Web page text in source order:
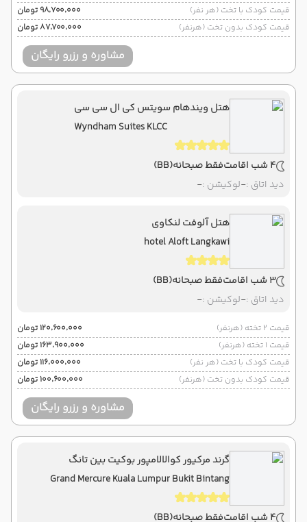
قیمت کودک با تخت (هر نفر)
۹۸٬۷۰۰٬۰۰۰ تومان
قیمت کودک بدون تخت (هرنفر)
۸۷٬۷۰۰٬۰۰۰ تومان
مشاوره و رزرو رایگان
هتل ویندهام سویتس کی ال سی سی
Wyndham Suites KLCC
4 شب اقامت فقط صبحانه(BB)
دید اتاق :-لوکیشن :-
هتل آلوفت لنکاوی
hotel Aloft Langkawi
3 شب اقامت فقط صبحانه(BB)
دید اتاق :-لوکیشن :-
قیمت 2 تخته (هرنفر)
۱۲۰٬۶۰۰٬۰۰۰ تومان
قیمت 1 تخته (هرنفر)
۱۶۳٬۹۰۰٬۰۰۰ تومان
قیمت کودک با تخت (هر نفر)
۱۱۶٬۰۰۰٬۰۰۰ تومان
قیمت کودک بدون تخت (هرنفر)
۱۰۰٬۶۰۰٬۰۰۰ تومان
مشاوره و رزرو رایگان
گرند مرکیور کوالالامپور بوکیت بین تانگ
Grand Mercure Kuala Lumpur Bukit Bintang
4 شب اقامت فقط صبحانه(BB)